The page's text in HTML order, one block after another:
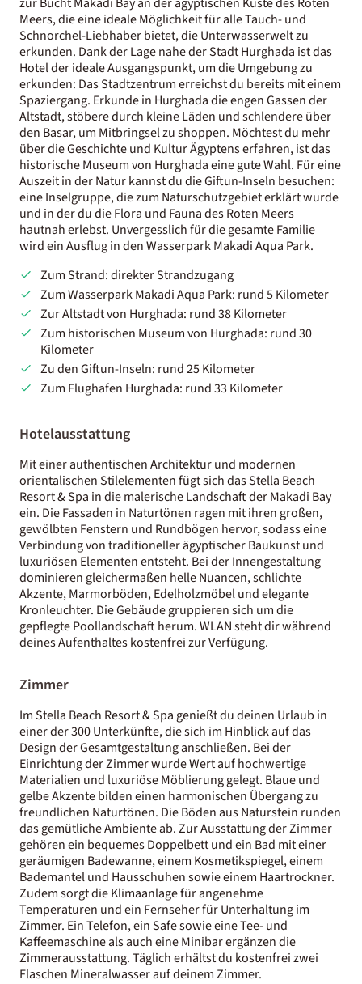
Meers, die eine ideale Möglichkeit für alle Tauch- und
Schnorchel-Liebhaber bietet, die Unterwasserwelt zu
erkunden. Dank der Lage nahe der Stadt Hurghada ist das
Hotel der ideale Ausgangspunkt, um die Umgebung zu
erkunden: Das Stadtzentrum erreichst du bereits mit einem
Spaziergang. Erkunde in Hurghada die engen Gassen der
Altstadt, stöbere durch kleine Läden und schlendere über
den Basar, um Mitbringsel zu shoppen. Möchtest du mehr
über die Geschichte und Kultur Ägyptens erfahren, ist das
historische Museum von Hurghada eine gute Wahl. Für eine
Auszeit in der Natur kannst du die Giftun-Inseln besuchen:
eine Inselgruppe, die zum Naturschutzgebiet erklärt wurde
und in der du die Flora und Fauna des Roten Meers
hautnah erlebst. Unvergesslich für die gesamte Familie
wird ein Ausflug in den Wasserpark Makadi Aqua Park.
Zum Strand: direkter Strandzugang
Zum Wasserpark Makadi Aqua Park: rund 5 Kilometer
Zur Altstadt von Hurghada: rund 38 Kilometer
Zum historischen Museum von Hurghada: rund 30
Kilometer
Zu den Giftun-Inseln: rund 25 Kilometer
Zum Flughafen Hurghada: rund 33 Kilometer
Hotelausstattung
Mit einer authentischen Architektur und modernen
orientalischen Stilelementen fügt sich das Stella Beach
Resort & Spa in die malerische Landschaft der Makadi Bay
ein. Die Fassaden in Naturtönen ragen mit ihren großen,
gewölbten Fenstern und Rundbögen hervor, sodass eine
Verbindung von traditioneller ägyptischer Baukunst und
luxuriösen Elementen entsteht. Bei der Innengestaltung
dominieren gleichermaßen helle Nuancen, schlichte
Akzente, Marmorböden, Edelholzmöbel und elegante
Kronleuchter. Die Gebäude gruppieren sich um die
gepflegte Poollandschaft herum. WLAN steht dir während
deines Aufenthaltes kostenfrei zur Verfügung.
Zimmer
Im Stella Beach Resort & Spa genießt du deinen Urlaub in
einer der 300 Unterkünfte, die sich im Hinblick auf das
Design der Gesamtgestaltung anschließen. Bei der
Einrichtung der Zimmer wurde Wert auf hochwertige
Materialien und luxuriöse Möblierung gelegt. Blaue und
gelbe Akzente bilden einen harmonischen Übergang zu
freundlichen Naturtönen. Die Böden aus Naturstein runden
das gemütliche Ambiente ab. Zur Ausstattung der Zimmer
gehören ein bequemes Doppelbett und ein Bad mit einer
geräumigen Badewanne, einem Kosmetikspiegel, einem
Bademantel und Hausschuhen sowie einem Haartrockner.
Zudem sorgt die Klimaanlage für angenehme
Temperaturen und ein Fernseher für Unterhaltung im
Zimmer. Ein Telefon, ein Safe sowie eine Tee- und
Kaffeemaschine als auch eine Minibar ergänzen die
Zimmerausstattung. Täglich erhältst du kostenfrei zwei
Flaschen Mineralwasser auf deinem Zimmer.